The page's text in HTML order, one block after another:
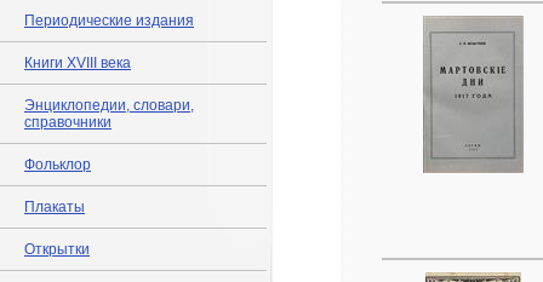
Периодические издания
Книги XVIII века
Энциклопедии, словари,
справочники
Фольклор
Плакаты
Открытки